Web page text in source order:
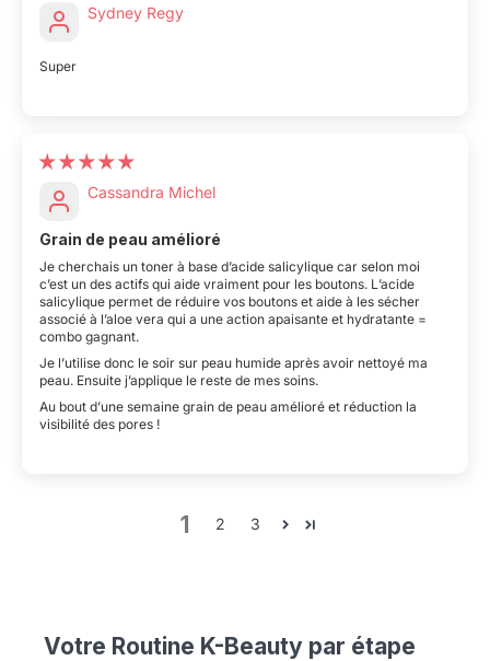
Sydney Regy
Super
Cassandra Michel
Grain de peau amélioré
Je cherchais un toner à base d’acide salicylique car selon moi
c’est un des actifs qui aide vraiment pour les boutons. L’acide
salicylique permet de réduire vos boutons et aide à les sécher
associé à l’aloe vera qui a une action apaisante et hydratante =
combo gagnant.
Je l’utilise donc le soir sur peau humide après avoir nettoyé ma
peau. Ensuite j’applique le reste de mes soins.
Au bout d’une semaine grain de peau amélioré et réduction la
visibilité des pores !
1 2 3
Votre Routine K-Beauty par étape